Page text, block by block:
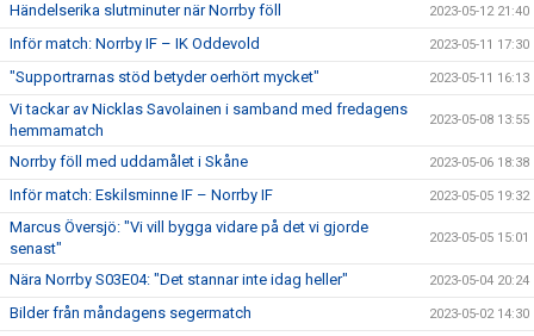
Händelserika slutminuter när Norrby föll 2023-05-12 21:40
Inför match: Norrby IF – IK Oddevold 2023-05-11 17:30
"Supportrarnas stöd betyder oerhört mycket" 2023-05-11 16:13
Vi tackar av Nicklas Savolainen i samband med fredagens
hemmamatch
2023-05-08 13:55
Norrby föll med uddamålet i Skåne 2023-05-06 18:38
Inför match: Eskilsminne IF – Norrby IF 2023-05-05 19:32
Marcus Översjö: "Vi vill bygga vidare på det vi gjorde
senast"
2023-05-05 15:01
Nära Norrby S03E04: "Det stannar inte idag heller" 2023-05-04 20:24
Bilder från måndagens segermatch 2023-05-02 14:30